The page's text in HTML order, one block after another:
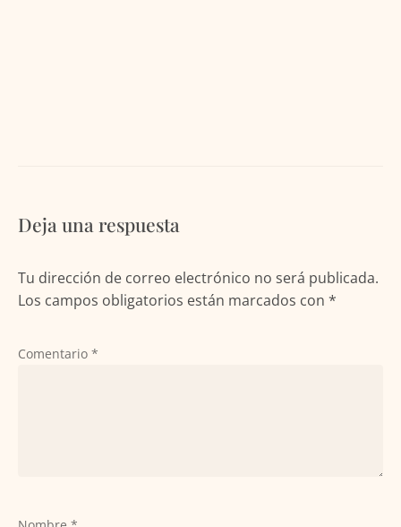
Deja una respuesta
Tu dirección de correo electrónico no será publicada.
Los campos obligatorios están marcados con *
Comentario *